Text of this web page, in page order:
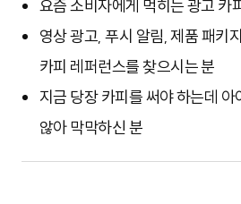
요즘 소비자에게 먹히는 광고 카
영상 광고, 푸시 알림, 제품 패키
카피 레퍼런스를 찾으시는 분
지금 당장 카피를 써야 하는데 아
않아 막막하신 분